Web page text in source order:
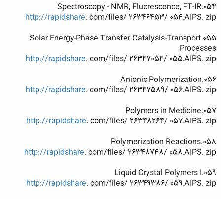
054.Spectroscopy - NMR, Fluorescence, FT-IR
http://rapidshare. com/files/ 26346453/ 054.AIPS. zip
055.Solar Energy-Phase Transfer Catalysis-Transport
Processes
http://rapidshare. com/files/ 26347054/ 055.AIPS. zip
056.Anionic Polymerization
http://rapidshare. com/files/ 26347589/ 056.AIPS. zip
057.Polymers in Medicine
http://rapidshare. com/files/ 26348264/ 057.AIPS. zip
058.Polymerization Reactions
http://rapidshare. com/files/ 26348748/ 058.AIPS. zip
059.Liquid Crystal Polymers I
http://rapidshare. com/files/ 26349386/ 059.AIPS. zip